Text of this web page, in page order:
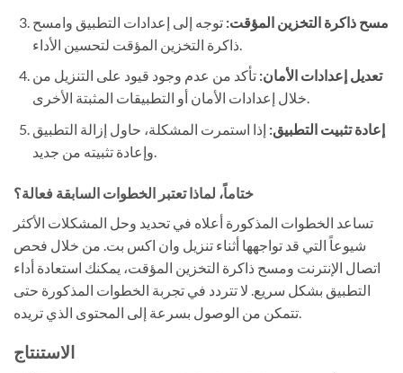
مسح ذاكرة التخزين المؤقت: توجه إلى إعدادات التطبيق وامسح
ذاكرة التخزين المؤقت لتحسين الأداء.
تعديل إعدادات الأمان: تأكد من عدم وجود قيود على التنزيل من
خلال إعدادات الأمان أو التطبيقات المثبتة الأخرى.
إعادة تثبيت التطبيق: إذا استمرت المشكلة، حاول إزالة التطبيق
ختاماً، لماذا تعتبر الخطوات السابقة فعالة؟
تساعد الخطوات المذكورة أعلاه في تحديد وحل المشكلات الأكثر
شيوعاً التي قد تواجهها أثناء تنزيل وان اكس بت. من خلال فحص
اتصال الإنترنت ومسح ذاكرة التخزين المؤقت، يمكنك استعادة أداء
التطبيق بشكل سريع. لا تتردد في تجربة الخطوات المذكورة حتى
الاستنتاج